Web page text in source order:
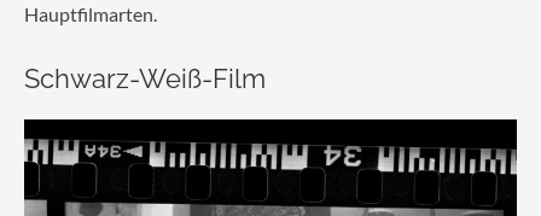
Hauptfilmarten.
Schwarz-Weiß-Film